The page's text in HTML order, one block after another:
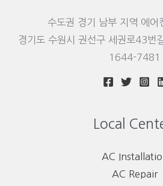
수도권 경기 남부 지역 에어
경기도 수원시 권선구 세권로43
1644-7481
Local
AC
AC Repair